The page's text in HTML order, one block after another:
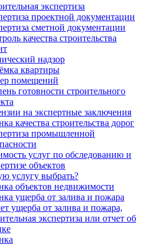
экспертиза
проектной документации
сметной документации
качества строительства
надзор
квартиры
помещений
готовности строительного
на экспертные заключения
качества строительства дорог
промышленной
услуг по обследованию и
объектов
услугу выбрать?
объектов недвижимости
ущерба от залива и пожара
ущерба от залива и пожара,
экспертиза или отчет об